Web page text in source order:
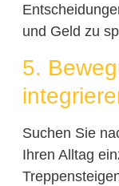
und Geld zu
5.
Suchen Sie
Ihren Alltag